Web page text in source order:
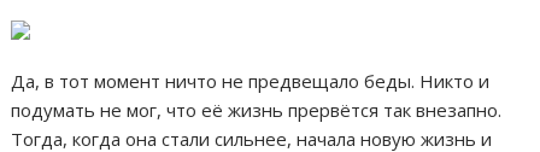
Да, в тот момент ничто не предвещало беды. Никто и
подумать не мог, что её жизнь прервётся так внезапно.
Тогда, когда она стали сильнее, начала новую жизнь и